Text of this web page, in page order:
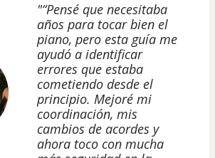
"“Pensé que necesitaba
años para tocar bien el
piano, pero esta guía me
ayudó a identificar
errores que estaba
cometiendo desde el
principio. Mejoré mi
coordinación, mis
cambios de acordes y
ahora toco con mucha